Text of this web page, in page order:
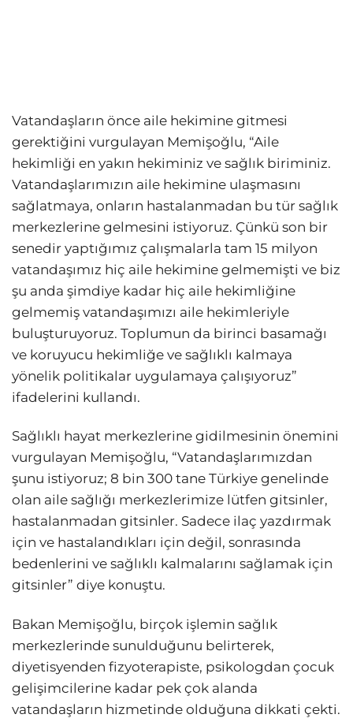
Vatandaşların önce aile hekimine gitmesi
gerektiğini vurgulayan Memişoğlu, “Aile
hekimliği en yakın hekiminiz ve sağlık biriminiz.
Vatandaşlarımızın aile hekimine ulaşmasını
sağlatmaya, onların hastalanmadan bu tür sağlık
merkezlerine gelmesini istiyoruz. Çünkü son bir
senedir yaptığımız çalışmalarla tam 15 milyon
vatandaşımız hiç aile hekimine gelmemişti ve biz
şu anda şimdiye kadar hiç aile hekimliğine
gelmemiş vatandaşımızı aile hekimleriyle
buluşturuyoruz. Toplumun da birinci basamağı
ve koruyucu hekimliğe ve sağlıklı kalmaya
yönelik politikalar uygulamaya çalışıyoruz”
ifadelerini kullandı.
Sağlıklı hayat merkezlerine gidilmesinin önemini
vurgulayan Memişoğlu, “Vatandaşlarımızdan
şunu istiyoruz; 8 bin 300 tane Türkiye genelinde
olan aile sağlığı merkezlerimize lütfen gitsinler,
hastalanmadan gitsinler. Sadece ilaç yazdırmak
için ve hastalandıkları için değil, sonrasında
bedenlerini ve sağlıklı kalmalarını sağlamak için
gitsinler” diye konuştu.
Bakan Memişoğlu, birçok işlemin sağlık
merkezlerinde sunulduğunu belirterek,
diyetisyenden fizyoterapiste, psikologdan çocuk
gelişimcilerine kadar pek çok alanda
vatandaşların hizmetinde olduğuna dikkati çekti.